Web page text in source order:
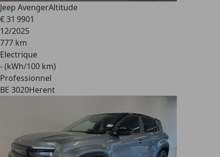
Jeep AvengerAltitude
€ 31 9901
12/2025
777 km
Electrique
- (kWh/100 km)
Professionnel
BE 3020Herent